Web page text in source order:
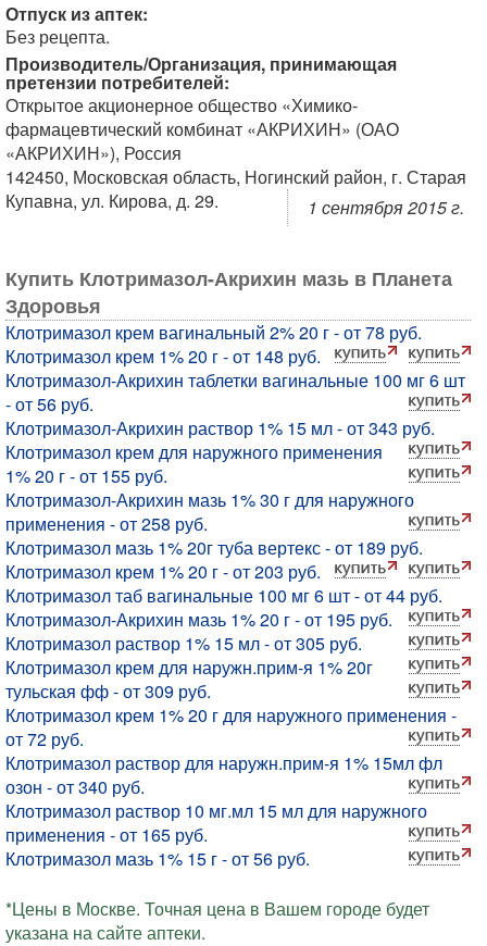
Отпуск из аптек:
Без рецепта.
Производитель/Организация, принимающая
претензии потребителей:
Открытое акционерное общество «Химико-
фармацевтический комбинат «АКРИХИН» (ОАО
«АКРИХИН»), Россия
142450, Московская область, Ногинский район, г. Старая
Купавна, ул. Кирова, д. 29.
1 сентября 2015 г.
Купить Клотримазол-Акрихин мазь в Планета
Здоровья
Клотримазол крем вагинальный 2% 20 г - от 78 руб.
Клотримазол крем 1% 20 г - от 148 руб.
Клотримазол-Акрихин таблетки вагинальные 100 мг 6 шт
- от 56 руб.
Клотримазол-Акрихин раствор 1% 15 мл - от 343 руб.
Клотримазол крем для наружного применения
1% 20 г - от 155 руб.
Клотримазол-Акрихин мазь 1% 30 г для наружного
применения - от 258 руб.
Клотримазол мазь 1% 20г туба вертекс - от 189 руб.
Клотримазол крем 1% 20 г - от 203 руб.
Клотримазол таб вагинальные 100 мг 6 шт - от 44 руб.
Клотримазол-Акрихин мазь 1% 20 г - от 195 руб.
Клотримазол раствор 1% 15 мл - от 305 руб.
Клотримазол крем для наружн.прим-я 1% 20г
тульская фф - от 309 руб.
Клотримазол крем 1% 20 г для наружного применения -
от 72 руб.
Клотримазол раствор для наружн.прим-я 1% 15мл фл
озон - от 340 руб.
Клотримазол раствор 10 мг.мл 15 мл для наружного
применения - от 165 руб.
Клотримазол мазь 1% 15 г - от 56 руб.
*Цены в Москве. Точная цена в Вашем городе будет
указана на сайте аптеки.